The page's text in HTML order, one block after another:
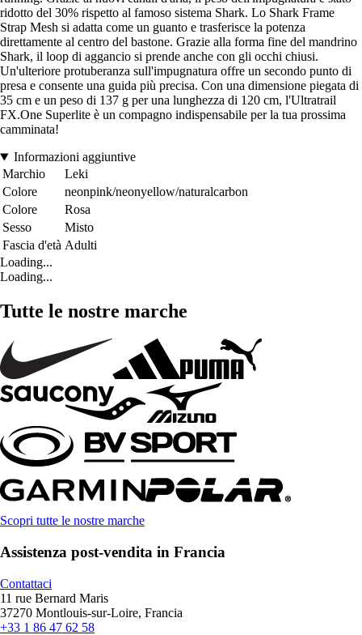
ridotto del 30% rispetto al famoso sistema Shark. Lo Shark Frame
Strap Mesh si adatta come un guanto e trasferisce la potenza
direttamente al centro del bastone. Grazie alla forma fine del mandrino
Shark, il loop di aggancio si prende anche con gli occhi chiusi.
Un'ulteriore protuberanza sull'impugnatura offre un secondo punto di
presa e consente una guida più precisa. Con una dimensione piegata di
35 cm e un peso di 137 g per una lunghezza di 120 cm, l'Ultratrail
FX.One Superlite è un compagno indispensabile per la tua prossima
camminata!
Informazioni aggiuntive
Marchio
Leki
Colore
neonpink/neonyellow/naturalcarbon
Colore
Rosa
Sesso
Misto
Fascia d'età Adulti
Loading...
Loading...
Tutte le nostre marche
Scopri tutte le nostre marche
Assistenza post-vendita in Francia
Contattaci
11 rue Bernard Maris
37270 Montlouis-sur-Loire, Francia
+33 1 86 47 62 58